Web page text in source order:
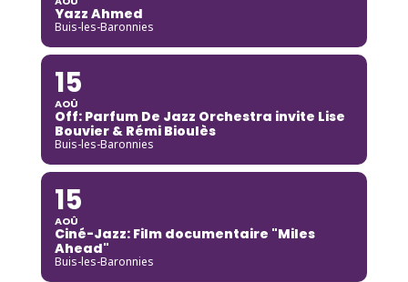
Yazz Ahmed
Buis-les-Baronnies
15
AOÛ
Off: Parfum De Jazz Orchestra invite Lise
Bouvier & Rémi Bioulès
Buis-les-Baronnies
15
AOÛ
Ciné-Jazz: Film documentaire "Miles
Ahead"
Buis-les-Baronnies